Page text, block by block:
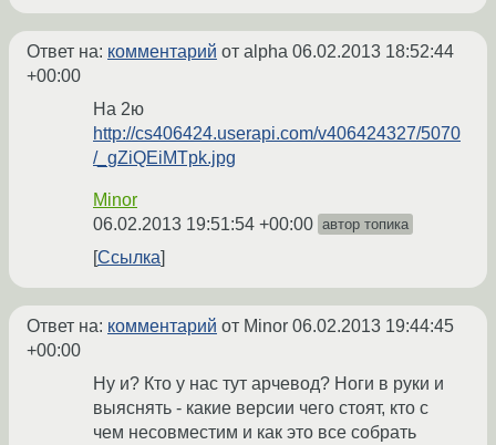
Ответ на: комментарий от alpha 06.02.2013 18:52:44
+00:00
На 2ю
http://cs406424.userapi.com/v406424327/5070
/_gZiQEiMTpk.jpg
Minor
06.02.2013 19:51:54 +00:00 автор топика
Ссылка
Ответ на: комментарий от Minor 06.02.2013 19:44:45
+00:00
Ну и? Кто у нас тут арчевод? Ноги в руки и
выяснять - какие версии чего стоят, кто с
чем несовместим и как это все собрать